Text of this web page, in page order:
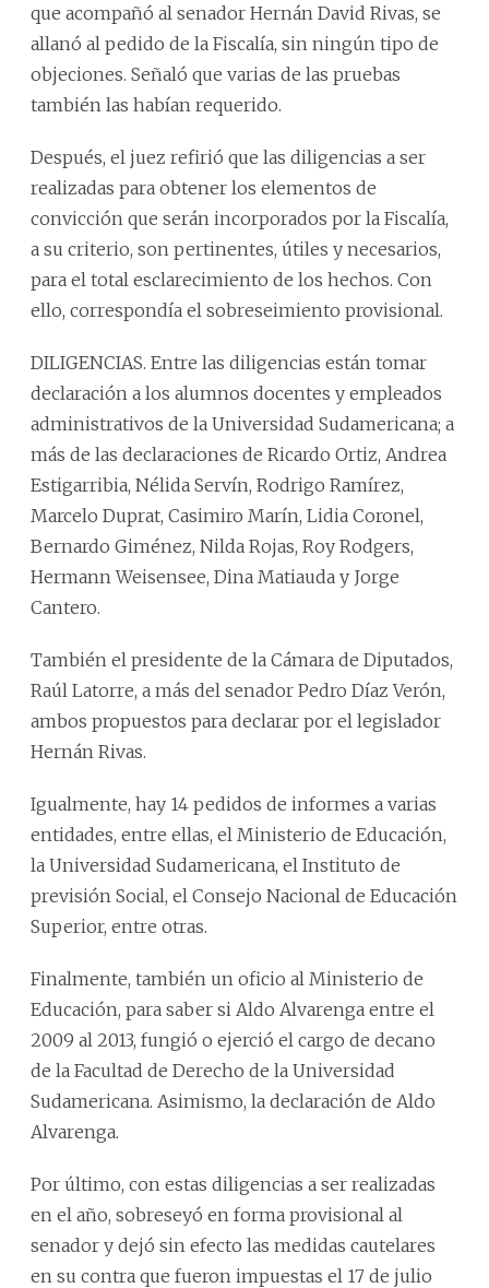
que acompañó al senador Hernán David Rivas, se
allanó al pedido de la Fiscalía, sin ningún tipo de
objeciones. Señaló que varias de las pruebas
también las habían requerido.
Después, el juez refirió que las diligencias a ser
realizadas para obtener los elementos de
convicción que serán incorporados por la Fiscalía,
a su criterio, son pertinentes, útiles y necesarios,
para el total esclarecimiento de los hechos. Con
ello, correspondía el sobreseimiento provisional.
DILIGENCIAS. Entre las diligencias están tomar
declaración a los alumnos docentes y empleados
administrativos de la Universidad Sudamericana; a
más de las declaraciones de Ricardo Ortiz, Andrea
Estigarribia, Nélida Servín, Rodrigo Ramírez,
Marcelo Duprat, Casimiro Marín, Lidia Coronel,
Bernardo Giménez, Nilda Rojas, Roy Rodgers,
Hermann Weisensee, Dina Matiauda y Jorge
Cantero.
También el presidente de la Cámara de Diputados,
Raúl Latorre, a más del senador Pedro Díaz Verón,
ambos propuestos para declarar por el legislador
Hernán Rivas.
Igualmente, hay 14 pedidos de informes a varias
entidades, entre ellas, el Ministerio de Educación,
la Universidad Sudamericana, el Instituto de
previsión Social, el Consejo Nacional de Educación
Superior, entre otras.
Finalmente, también un oficio al Ministerio de
Educación, para saber si Aldo Alvarenga entre el
2009 al 2013, fungió o ejerció el cargo de decano
de la Facultad de Derecho de la Universidad
Sudamericana. Asimismo, la declaración de Aldo
Alvarenga.
Por último, con estas diligencias a ser realizadas
en el año, sobreseyó en forma provisional al
senador y dejó sin efecto las medidas cautelares
en su contra que fueron impuestas el 17 de julio